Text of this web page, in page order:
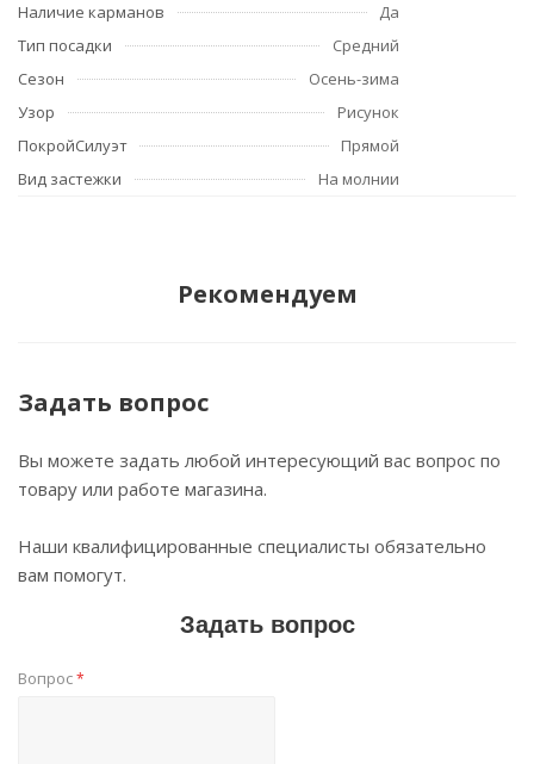
Наличие карманов
Да
Тип посадки
Средний
Сезон
Осень-зима
Узор
Рисунок
ПокройСилуэт
Прямой
Вид застежки
На молнии
Рекомендуем
Задать вопрос
Вы можете задать любой интересующий вас вопрос по
товару или работе магазина.
Наши квалифицированные специалисты обязательно
вам помогут.
Задать вопрос
Вопрос*